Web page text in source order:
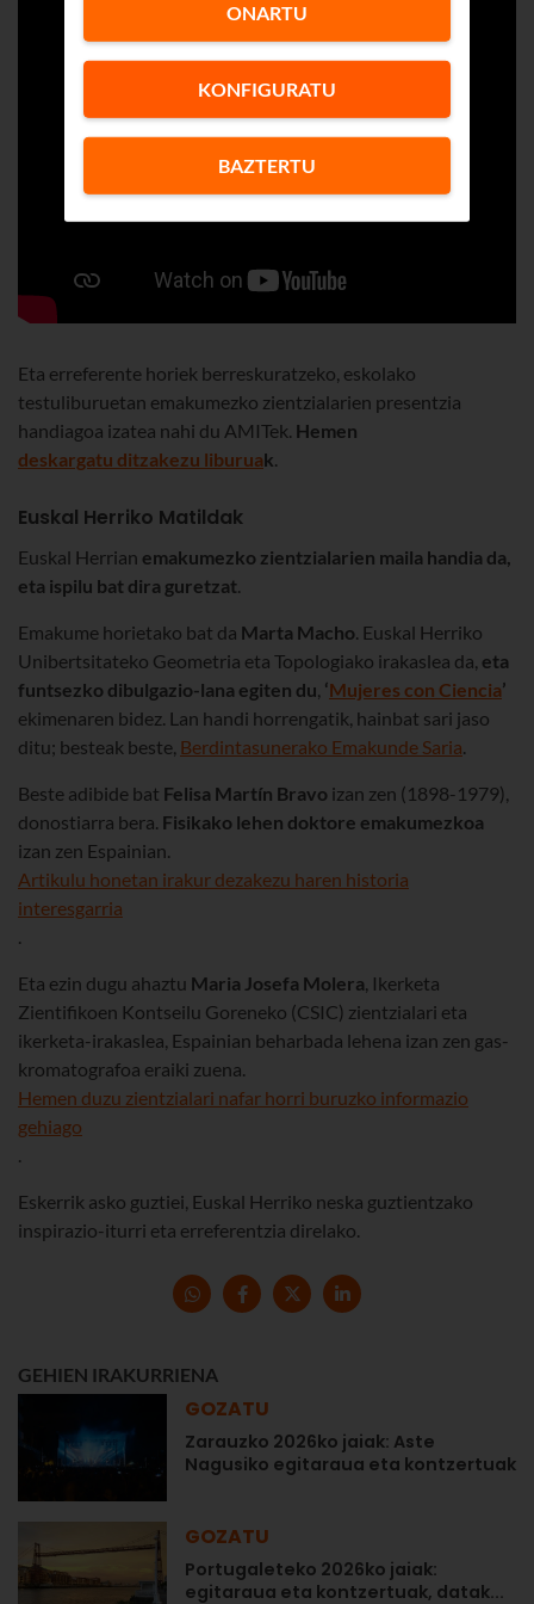
Eta erreferente horiek berreskuratzeko, eskolako
testuliburuetan emakumezko zientzialarien presentzia
handiagoa izatea nahi du AMITek. Hemen
deskargatu ditzakezu liburuak.
Euskal Herriko Matildak
Euskal Herrian emakumezko zientzialarien maila handia da,
eta ispilu bat dira guretzat.
Emakume horietako bat da Marta Macho. Euskal Herriko
Unibertsitateko Geometria eta Topologiako irakaslea da, eta
funtsezko dibulgazio-lana egiten du, ‘Mujeres con Ciencia’
ekimenaren bidez. Lan handi horrengatik, hainbat sari jaso
ditu; besteak beste, Berdintasunerako Emakunde Saria.
Beste adibide bat Felisa Martín Bravo izan zen (1898-1979),
donostiarra bera. Fisikako lehen doktore emakumezkoa
izan zen Espainian.
Artikulu honetan irakur dezakezu haren historia
interesgarria
.
Eta ezin dugu ahaztu Maria Josefa Molera, Ikerketa
Zientifikoen Kontseilu Goreneko (CSIC) zientzialari eta
ikerketa-irakaslea, Espainian beharbada lehena izan zen gas-
kromatografoa eraiki zuena.
Hemen duzu zientzialari nafar horri buruzko informazio
gehiago
.
Eskerrik asko guztiei, Euskal Herriko neska guztientzako
inspirazio-iturri eta erreferentzia direlako.
GEHIEN IRAKURRIENA
GOZATU
Zarauzko 2026ko jaiak: Aste
Nagusiko egitaraua eta kontzertuak
GOZATU
Portugaleteko 2026ko jaiak:
egitaraua eta kontzertuak, datak...
KONFIGURATU
BAZTERTU
ONARTU